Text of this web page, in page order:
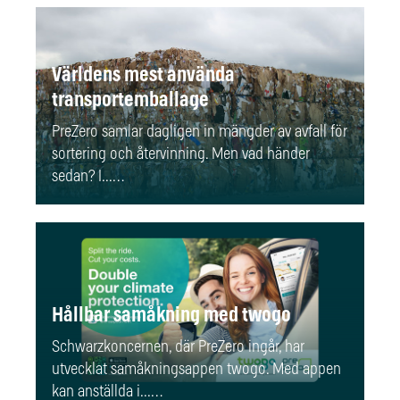
Världens mest använda
transportemballage
PreZero samlar dagligen in mängder av avfall för
sortering och återvinning. Men vad händer
sedan? I...…
Hållbar samåkning med twogo
Schwarzkoncernen, där PreZero ingår, har
utvecklat samåkningsappen twogo. Med appen
kan anställda i...…